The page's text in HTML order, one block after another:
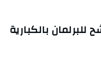
بالكبارية